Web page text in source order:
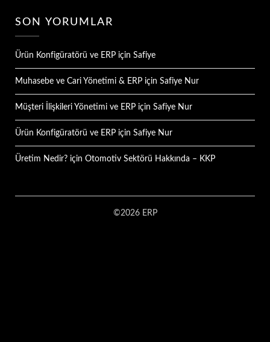
SON YORUMLAR
Ürün Konfigüratörü ve ERP için Safiye
Muhasebe ve Cari Yönetimi & ERP için Safiye Nur
Müşteri İlişkileri Yönetimi ve ERP için Safiye Nur
Ürün Konfigüratörü ve ERP için Safiye Nur
Üretim Nedir? için Otomotiv Sektörü Hakkında – KKP
©2026 ERP